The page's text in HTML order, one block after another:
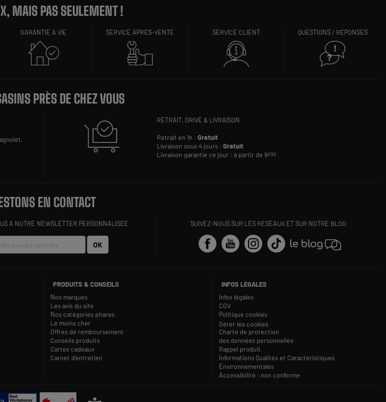
MAIS PAS SEULEMENT !
GARANTIE À VIE SERVICE APRÈS-VENTE SERVICE CLIENT QUESTIONS / RÉPONSES
PRÈS DE CHEZ VOUS
RETRAIT, DRIVE & LIVRAISON
Retrait en 1h :Gratuit
Livraison sous 4 jours :Gratuit
Livraison garantie ce jour : à partir de 9€90
EN CONTACT
À NOTRE NEWSLETTER PERSONNALISÉE
OK
SUIVEZ-NOUS SUR LES RÉSEAUX ET SUR NOTRE BLOG
PRODUITS & CONSEILS
Nos marques
Les avis du site
Nos catégories phares
Le moins cher
Offres de remboursement
Conseils produits
Cartes cadeaux
Carnet d'entretien
INFOS LÉGALES
Infos légales
CGV
Politique cookies
Gérer les cookies
Charte de protection
des données personnelles
Rappel produit
Informations Qualités et Caractéristiques
Environnementales
Accessibilité : non conforme